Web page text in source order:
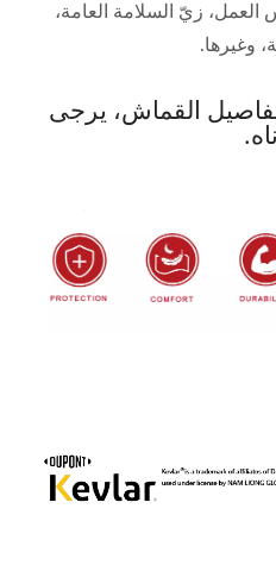
العمل، زيّ السلامة العامة،
وغيرها.
القماش، يرجى